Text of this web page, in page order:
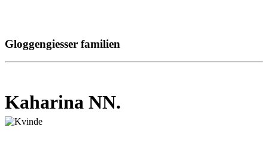
Gloggengiesser familien
Kaharina NN.